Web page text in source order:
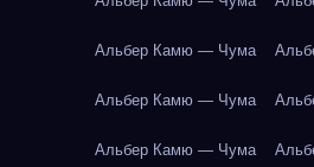
Альбер Камю — Чума
Альбер Камю — Чума
Альбер Камю — Чума